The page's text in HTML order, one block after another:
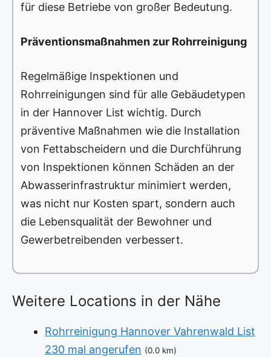
für diese Betriebe von großer Bedeutung.
Präventionsmaßnahmen zur Rohrreinigung
Regelmäßige Inspektionen und
Rohrreinigungen sind für alle Gebäudetypen
in der Hannover List wichtig. Durch
präventive Maßnahmen wie die Installation
von Fettabscheidern und die Durchführung
von Inspektionen können Schäden an der
Abwasserinfrastruktur minimiert werden,
was nicht nur Kosten spart, sondern auch
die Lebensqualität der Bewohner und
Gewerbetreibenden verbessert.
Weitere Locations in der Nähe
Rohrreinigung Hannover Vahrenwald List
230 mal angerufen (0.0 km)